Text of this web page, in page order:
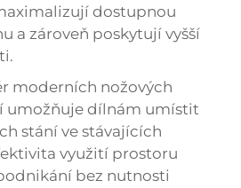
dostupnou
a zároveň poskytují vyšší
moderních nožových
umožňuje dílnám umístit
stání ve stávajících
využití prostoru
bez nutnosti